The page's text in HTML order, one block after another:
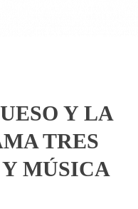
Y LA
TRES
MÚSICA